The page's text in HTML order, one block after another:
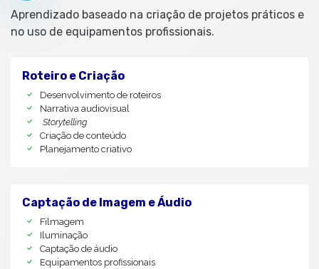
Aprendizado baseado na criação de projetos práticos e
no uso de equipamentos profissionais.
Roteiro e Criação
Desenvolvimento de roteiros
Narrativa audiovisual
Storytelling
Criação de conteúdo
Planejamento criativo
Captação de Imagem e Áudio
Filmagem
Iluminação
Captação de áudio
Equipamentos profissionais